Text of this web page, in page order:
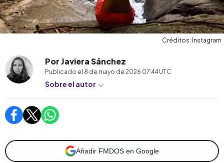
Créditos: Instagram
Por Javiera Sánchez
Publicado el 8 de mayo de 2026 07:44 UTC
Sobre el autor
Añadir FMDOS en Google